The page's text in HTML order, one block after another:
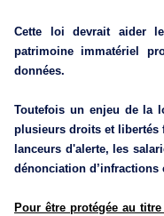
Cette loi devrait aider
patrimoine immatériel
données.
Toutefois un enjeu de la
plusieurs droits et libertés
lanceurs d'alerte, les
dénonciation d’infractions
Pour être protégée au